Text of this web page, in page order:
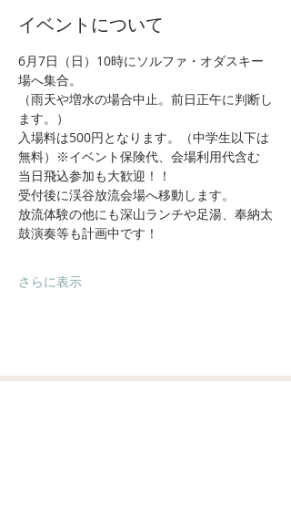
イベントについて
6月7日（日）10時にソルファ・オダスキー
場へ集合。
（雨天や増水の場合中止。前日正午に判断し
ます。）
入場料は500円となります。（中学生以下は
無料）※イベント保険代、会場利用代含む
当日飛込参加も大歓迎！！
受付後に渓谷放流会場へ移動します。
放流体験の他にも深山ランチや足湯、奉納太
鼓演奏等も計画中です！
さらに表示